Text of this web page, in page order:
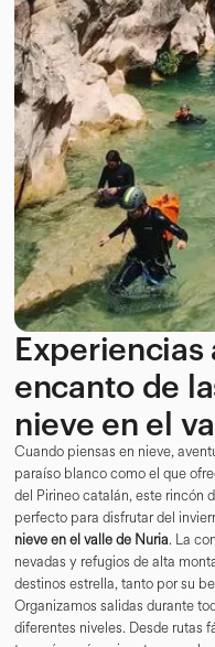
Experiencias
encanto de
nieve en el
Cuando piensas en nieve,
paraíso blanco como el que
del Pirineo catalán, este rincón
perfecto para disfrutar del
nieve en el valle de Nuria. La
nevadas y refugios de alta
destinos estrella, tanto por su
Organizamos salidas durante
diferentes niveles. Desde rutas